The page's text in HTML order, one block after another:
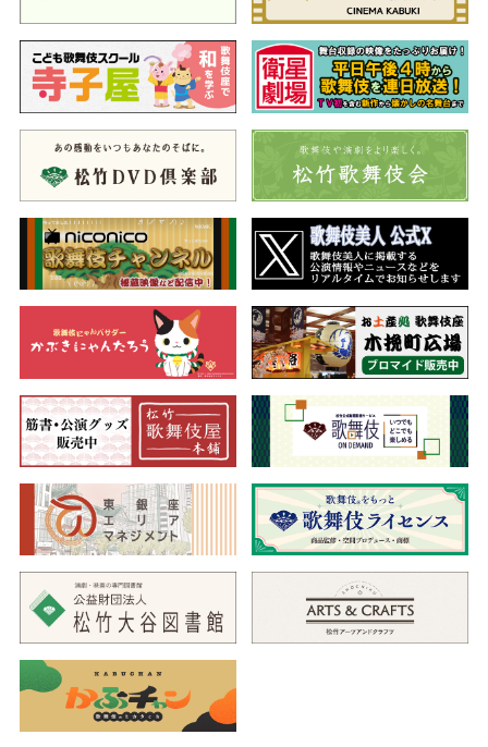
ちはだかります。これを止めに現れたのは時平の舎人松王丸。三
は遺恨を残しながらもその場を後にするのでした。
賀の祝
三つ子の父白太夫の七十歳の賀を祝う宴に、三兄弟はそれぞれ
女房を伴い集まるはずでしたが、桜丸だけが姿を見せていませ
ん。松王丸と梅王丸は顔を合わせるなり喧嘩をする始末です。宴
が終わり、八重を残して両夫婦が帰った後、悲壮な面持ちの桜丸
が姿を現し…。
寺子屋
忠義に苦悩する夫婦の姿
武部源蔵は、妻戸浪と寺子屋を営みながら、菅丞相の子菅秀才
を匿っています。このことが時平方に発覚し、その菅秀才の首を
差し出すよう命じられた源蔵は、悩んだ末に、その日寺入りした
ばかりの小太郎という子どもの首を検分役の松王丸に差し出しま
す。なんとか窮地を切り抜け安堵する源蔵夫婦のもとに、小太郎
の母千代が迎えに現れ、源蔵が斬りかかるところに、最前の松王